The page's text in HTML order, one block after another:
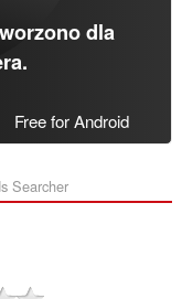
dla
.
Free for Android
Searcher‎